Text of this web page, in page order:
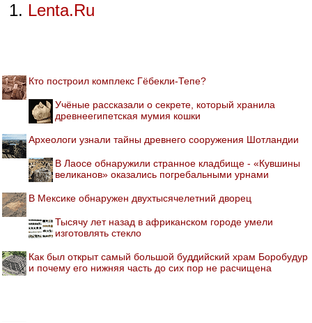
Lenta.Ru
Кто построил комплекс Гёбекли-Тепе?
Учёные рассказали о секрете, который хранила
древнеегипетская мумия кошки
Археологи узнали тайны древнего сооружения Шотландии
В Лаосе обнаружили странное кладбище - «Кувшины
великанов» оказались погребальными урнами
В Мексике обнаружен двухтысячелетний дворец
Тысячу лет назад в африканском городе умели
изготовлять стекло
Как был открыт самый большой буддийский храм Боробудур
и почему его нижняя часть до сих пор не расчищена